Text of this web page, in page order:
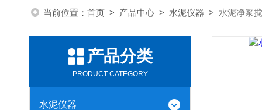
当前位置： 首页 > 产品中心 > 水泥仪器 > 水泥净浆
产品分类
PRODUCT CATEGORY
水泥仪器